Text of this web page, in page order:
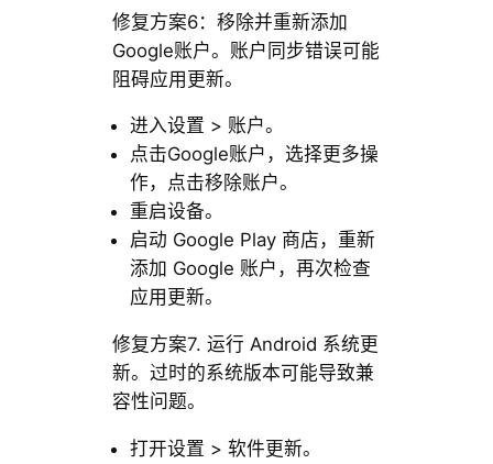
修复方案6：移除并重新添加
Google账户。账户同步错误可能
阻碍应用更新。
进入设置 > 账户。
点击Google账户，选择更多操
作，点击移除账户。
重启设备。
启动 Google Play 商店，重新
添加 Google 账户，再次检查
应用更新。
修复方案7. 运行 Android 系统更
新。过时的系统版本可能导致兼
容性问题。
打开设置 > 软件更新。